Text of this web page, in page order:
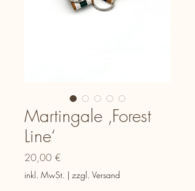
Martingale ‚Forest
Line‘
20,00 €
inkl. MwSt. | zzgl. Versand